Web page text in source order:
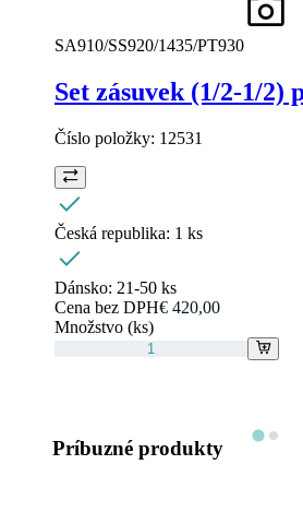
SA910/SS920/1435/PT930
Set zásuvek (1/2-1/2)
Číslo položky: 12531
Česká republika: 1 ks
Dánsko: 21-50 ks
Cena bez DPH€ 420,00
Množstvo (ks)
Príbuzné produkty